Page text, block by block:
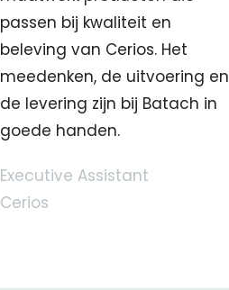
passen bij kwaliteit en
beleving van Cerios. Het
meedenken, de uitvoering en
de levering zijn bij Batach in
goede handen.
Executive Assistant
Cerios